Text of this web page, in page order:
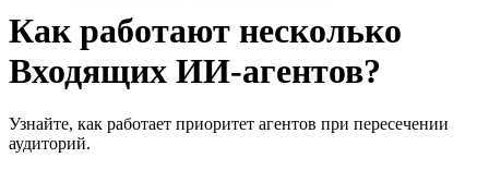
Как работают несколько
Входящих ИИ-агентов?
Узнайте, как работает приоритет агентов при пересечении
аудиторий.